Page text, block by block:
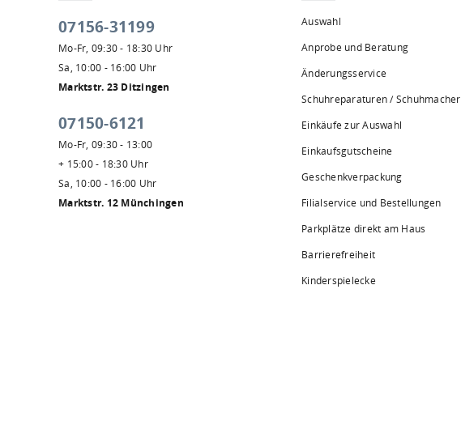
07156-31199
Mo-Fr, 09:30 - 18:30 Uhr
Sa, 10:00 - 16:00 Uhr
Marktstr. 23 Ditzingen
07150-6121
Mo-Fr, 09:30 - 13:00
+ 15:00 - 18:30 Uhr
Sa, 10:00 - 16:00 Uhr
Marktstr. 12 Münchingen
Auswahl
Anprobe und Beratung
Änderungsservice
Schuhreparaturen / Schuhmacher
Einkäufe zur Auswahl
Einkaufsgutscheine
Geschenkverpackung
Filialservice und Bestellungen
Parkplätze direkt am Haus
Barrierefreiheit
Kinderspielecke